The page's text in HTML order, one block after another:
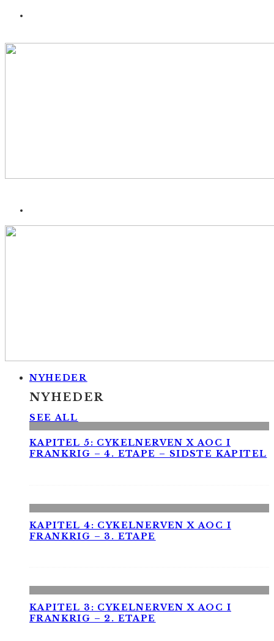
NYHEDER
NYHEDER
SEE ALL
KAPITEL 5: CYKELNERVEN X AOC I
FRANKRIG – 4. ETAPE – SIDSTE KAPITEL
KAPITEL 4: CYKELNERVEN X AOC I
FRANKRIG – 3. ETAPE
KAPITEL 3: CYKELNERVEN X AOC I
FRANKRIG – 2. ETAPE